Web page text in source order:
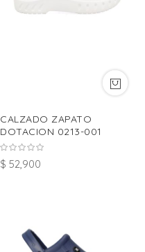
CALZADO ZAPATO
DOTACION 0213-001
$ 52,900